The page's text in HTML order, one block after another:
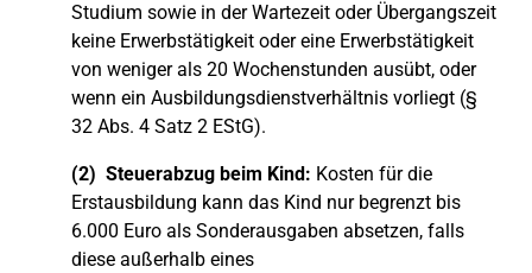
Studium sowie in der Wartezeit oder Übergangszeit
keine Erwerbstätigkeit oder eine Erwerbstätigkeit
von weniger als 20 Wochenstunden ausübt, oder
wenn ein Ausbildungsdienstverhältnis vorliegt (§
32 Abs. 4 Satz 2 EStG).
(2) Steuerabzug beim Kind: Kosten für die
Erstausbildung kann das Kind nur begrenzt bis
6.000 Euro als Sonderausgaben absetzen, falls
diese außerhalb eines